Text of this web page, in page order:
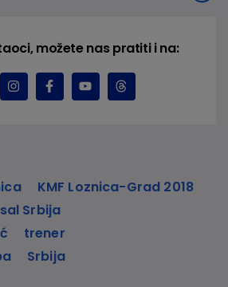
možete nas pratiti i na:
KMF Loznica-Grad 2018
Srbija
trener
Srbija